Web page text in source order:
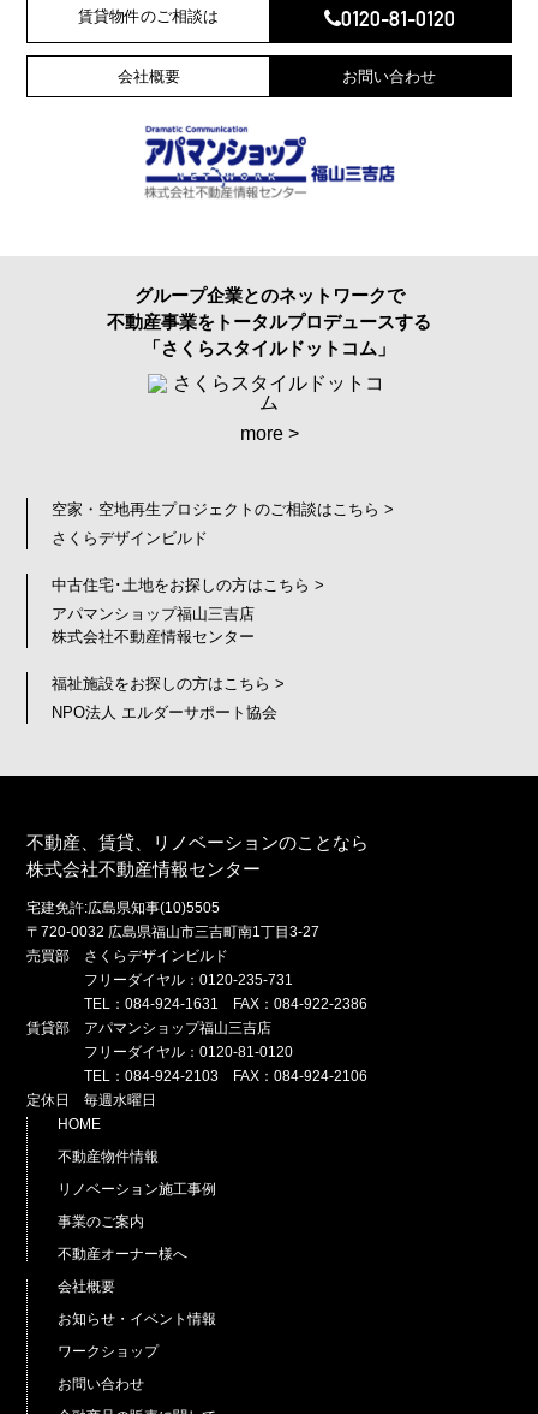
賃貸物件のご相談は 0120-81-0120
会社概要 お問い合わせ
グループ企業とのネットワークで
不動産事業をトータルプロデュースする
「さくらスタイルドットコム」
more >
空家・空地再生プロジェクトのご相談はこちら >
さくらデザインビルド
中古住宅･土地をお探しの方はこちら >
アパマンショップ福山三吉店
株式会社不動産情報センター
福祉施設をお探しの方はこちら >
NPO法人 エルダーサポート協会
不動産、賃貸、リノベーションのことなら
株式会社不動産情報センター
宅建免許:広島県知事(10)5505
〒720-0032 広島県福山市三吉町南1丁目3-27
売買部 さくらデザインビルド
フリーダイヤル：0120-235-731
TEL：084-924-1631 FAX：084-922-2386
賃貸部 アパマンショップ福山三吉店
フリーダイヤル：0120-81-0120
TEL：084-924-2103 FAX：084-924-2106
定休日 毎週水曜日
HOME
不動産物件情報
リノベーション施工事例
事業のご案内
不動産オーナー様へ
会社概要
お知らせ・イベント情報
ワークショップ
お問い合わせ